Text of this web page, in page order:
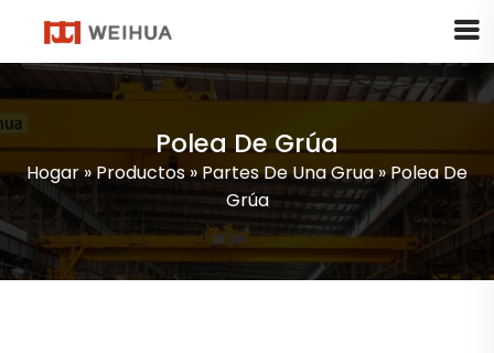
Polea De Grúa
Hogar»Productos»Partes De Una Grua»Polea De
Grúa